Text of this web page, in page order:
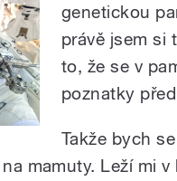
genetickou
právě jsem si
to, že se v
poznatky
Takže bych
mamuty. Leží mi